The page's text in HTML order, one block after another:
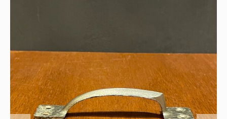
セール商品から探す
取付方法／取付事例／修理事例
ウォールランプ
フロアランプ
オリジナルランプ
価格帯
～